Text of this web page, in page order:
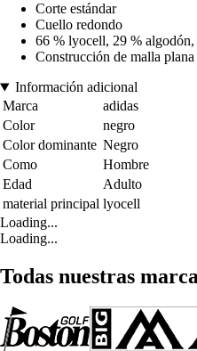
Corte estándar
Cuello redondo
66 % lyocell, 29 %
Construcción de malla plana
Información adicional
Marca
adidas
Color
negro
Color dominante Negro
Como
Hombre
Edad
Adulto
material principal lyocell
Loading...
Loading...
Todas nuestras